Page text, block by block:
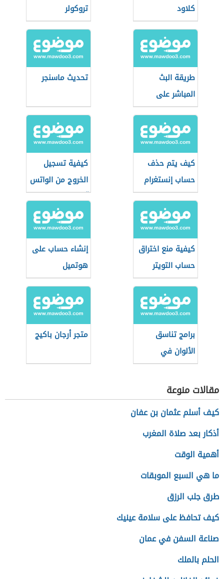
كلاود
تروكولر
طريقة البث
المباشر على
اليوتيوب من
الجوال
تحديث ماسنجر
كيف يتم حذف
حساب إنستغرام
كيفية تسجيل
الخروج من الواتس
آب
كيفية منع اختراق
حساب التويتر
إنشاء حساب على
هوتميل
برامج تناسق
الألوان في
الديكور
متجر أرجان باكيج
مقالات منوعة
كيف أسلم عثمان بن عفان
أذكار بعد صلاة المغرب
أهمية الوقت
ما هي السبع الموبقات
طرق جلب الرزق
كيف تحافظ على سلامة عينيك
صناعة السفن في عمان
الحلم بالملك